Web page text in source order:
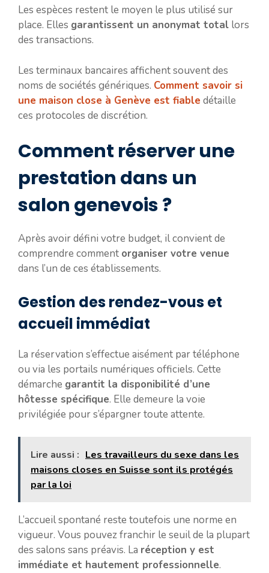
Les espèces restent le moyen le plus utilisé sur
place. Elles garantissent un anonymat total lors
des transactions.
Les terminaux bancaires affichent souvent des
noms de sociétés génériques. Comment savoir si
une maison close à Genève est fiable détaille
ces protocoles de discrétion.
Comment réserver une
prestation dans un
salon genevois ?
Après avoir défini votre budget, il convient de
comprendre comment organiser votre venue
dans l’un de ces établissements.
Gestion des rendez-vous et
accueil immédiat
La réservation s’effectue aisément par téléphone
ou via les portails numériques officiels. Cette
démarche garantit la disponibilité d’une
hôtesse spécifique. Elle demeure la voie
privilégiée pour s’épargner toute attente.
Lire aussi : Les travailleurs du sexe dans les
maisons closes en Suisse sont ils protégés
par la loi
L’accueil spontané reste toutefois une norme en
vigueur. Vous pouvez franchir le seuil de la plupart
des salons sans préavis. La réception y est
immédiate et hautement professionnelle.